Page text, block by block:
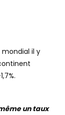
mondial il y
un taux